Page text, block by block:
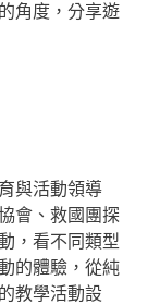
角度，分享遊
與活動領導
會、救國團探
，看不同類型
的體驗，從純
教學活動設